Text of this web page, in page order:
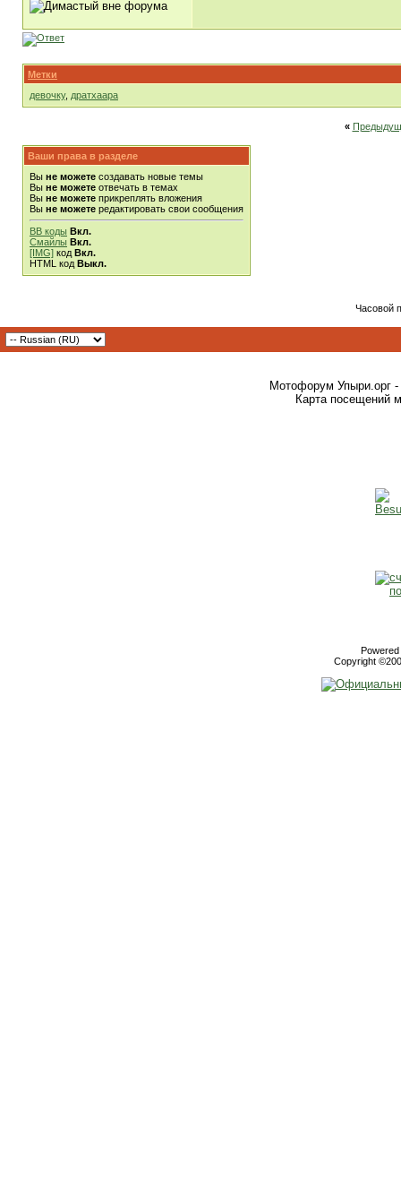
Метки
девочку, дратхаара
«
Ваши права в разделе
Вы не можете создавать новые темы
Вы не можете отвечать в темах
Вы не можете прикреплять вложения
Вы не можете редактировать свои сообщения
BB коды Вкл.
Смайлы Вкл.
[IMG] код Вкл.
HTML код Выкл.
Часовой
Мотофорум Упыри.орг -
Карта посещений
Copyright